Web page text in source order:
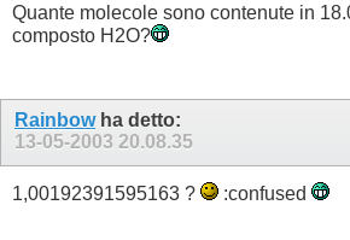
Quante molecole sono contenute in
composto H2O?
Rainbowha detto:
13-05-2003 20.08.35
1,00192391595163 ? :confused